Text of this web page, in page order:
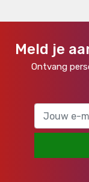
Meld je
Ontvang